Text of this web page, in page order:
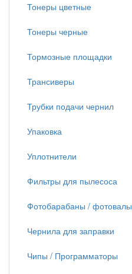
Тонеры цветные
Тонеры черные
Тормозные площадки
Трансиверы
Трубки подачи чернил
Упаковка
Уплотнители
Фильтры для пылесоса
Фотобарабаны / фотовалы
Чернила для заправки
Чипы / Программаторы